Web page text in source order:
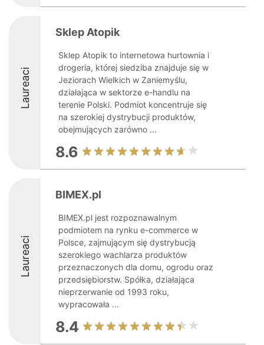
Laureaci
Sklep Atopik
Sklep Atopik to internetowa hurtownia i
drogeria, której siedziba znajduje się w
Jeziorach Wielkich w Zaniemyślu,
działająca w sektorze e-handlu na
terenie Polski. Podmiot koncentruje się
na szerokiej dystrybucji produktów,
obejmujących zarówno ...
8.6
Laureaci
BIMEX.pl
BIMEX.pl jest rozpoznawalnym
podmiotem na rynku e-commerce w
Polsce, zajmującym się dystrybucją
szerokiego wachlarza produktów
przeznaczonych dla domu, ogrodu oraz
przedsiębiorstw. Spółka, działająca
nieprzerwanie od 1993 roku,
wypracowała ...
8.4